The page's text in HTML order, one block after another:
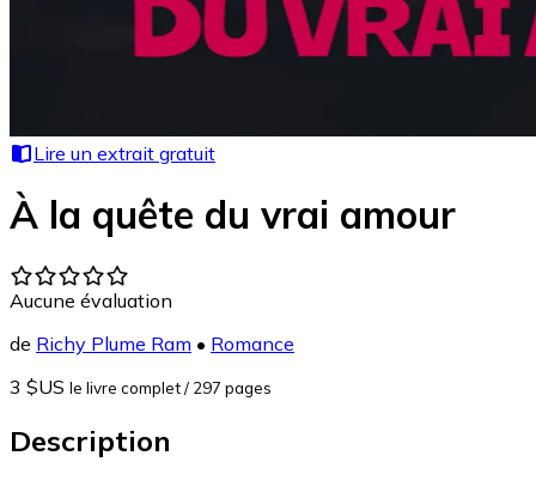
Lire un extrait gratuit
À la quête du vrai amour
Aucune évaluation
de Richy Plume Ram • Romance
3 $US le livre complet/ 297 pages
Description